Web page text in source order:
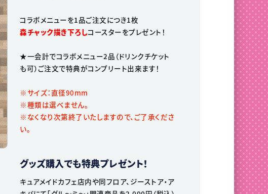
コラボメニューを1品ご注文につき1枚
森チャック描き下ろしコースターをプレゼント！
★一会計でコラボメニュー2品（ドリンクチケット
も可）ご注文で特典がコンプリート出来ます！
※サイズ：直径90mm
※種類は選べません。
※なくなり次第終了いたしますので、ご了承くださ
い。
グッズ購入でも特典プレゼント！
キュアメイドカフェ店内や同フロア、ジーストア・ア